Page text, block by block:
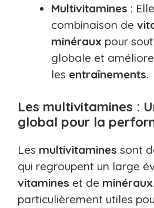
Multivitamines :
combinaison de
minéraux pour
globale et
les entraînements.
Les multivitamines :
global pour la
Les multivitamines sont
qui regroupent un large
vitamines et de minéraux
particulièrement utiles